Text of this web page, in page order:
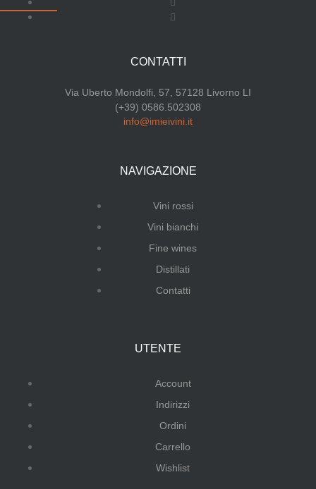
NAVIGAZIONE
Vini rossi
Vini bianchi
Fine wines
Distillati
Contatti
UTENTE
Account
Indirizzi
Ordini
Carrello
Wishlist
CONTATTI
Via Uberto Mondolfi, 57, 57128 Livorno LI
(+39) 0586.502308
info@imieivini.it